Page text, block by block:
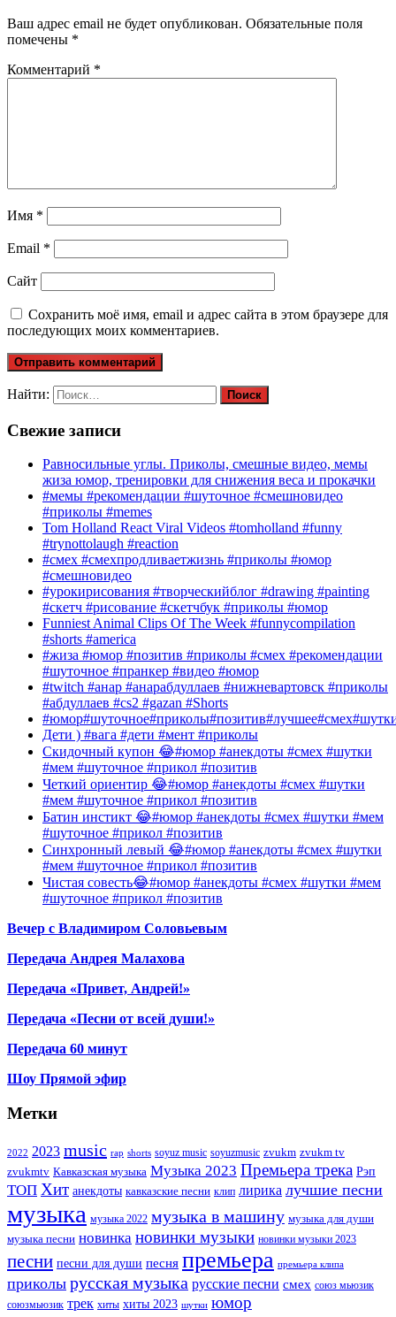
Ваш адрес email не будет опубликован. Обязательные поля
помечены *
Комментарий *
Имя *
Email *
Сайт
Сохранить моё имя, email и адрес сайта в этом браузере для
последующих моих комментариев.
Найти:
Свежие записи
Равносильные углы. Приколы, смешные видео, мемы
жиза юмор, тренировки для снижения веса и прокачки
#мемы #рекомендации #шуточное #смешновидео
#приколы #memes
Tom Holland React Viral Videos #tomholland #funny
#trynottolaugh #reaction
#смех #смехпродливаетжизнь #приколы #юмор
#смешновидео
#урокирисования #творческийблог #drawing #painting
#скетч #рисование #скетчбук #приколы #юмор
Funniest Animal Clips Of The Week #funnycompilation
#shorts #america
#жиза #юмор #позитив #приколы #смех #рекомендации
#шуточное #пранкер #видео #юмор
#twitch #анар #анарабдуллаев #нижневартовск #приколы
#абдуллаев #cs2 #gazan #Shorts
Дети ) #вага #дети #мент #приколы
Скидочный купон 😂#юмор #анекдоты #смех #шутки
#мем #шуточное #прикол #позитив
Четкий ориентир 😂#юмор #анекдоты #смех #шутки
#мем #шуточное #прикол #позитив
Батин инстикт 😂#юмор #анекдоты #смех #шутки #мем
#шуточное #прикол #позитив
Синхронный левый 😂#юмор #анекдоты #смех #шутки
#мем #шуточное #прикол #позитив
Чистая совесть😂#юмор #анекдоты #смех #шутки #мем
#шуточное #прикол #позитив
Вечер с Владимиром Соловьевым
Передача Андрея Малахова
Передача «Привет, Андрей!»
Передача «Песни от всей души!»
Передача 60 минут
Шоу Прямой эфир
Метки
2022 2023 music rap shorts soyuz music soyuzmusic zvukm zvukm tv
zvukmtv Кавказская музыка Музыка 2023 Премьера трека Рэп
ТОП Хит анекдоты кавказские песни клип лирика лучшие песни
музыка музыка 2022 музыка в машину музыка для души
музыка песни новинка новинки музыки новинки музыки 2023
песни песни для души песня премьера премьера клипа
приколы русская музыка русские песни смех союз мьюзик
союзмьюзик трек хиты хиты 2023 шутки юмор